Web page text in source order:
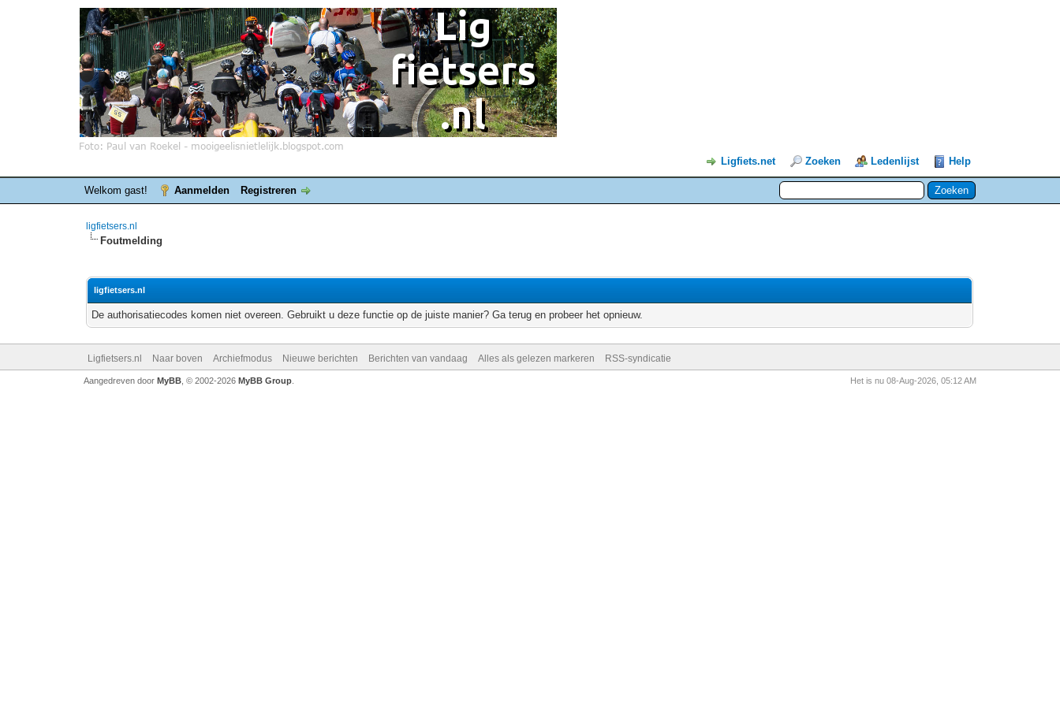
Ligfiets.net Zoeken Ledenlijst Help
Welkom gast! Aanmelden Registreren
ligfietsers.nl
Foutmelding
ligfietsers.nl
De authorisatiecodes komen niet overeen. Gebruikt u deze functie op de juiste manier? Ga terug en probeer het opnieuw.
Ligfietsers.nl Naar boven Archiefmodus Nieuwe berichten Berichten van vandaag Alles als gelezen markeren RSS-syndicatie
Het is nu 08-Aug-2026, 05:12 AM
Aangedreven door MyBB, © 2002-2026 MyBB Group.